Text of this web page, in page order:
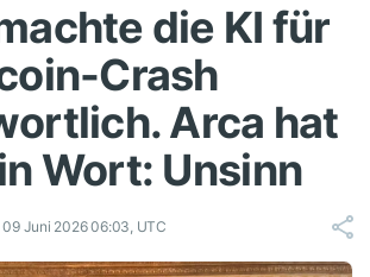
die KI für
Crash
Arca hat
Wort: Unsinn
09 Juni 2026 06:03, UTC